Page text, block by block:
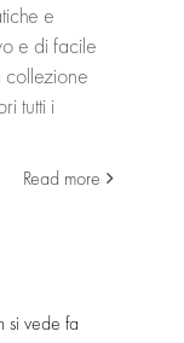
e
e di facile
tutti i
Read more
si vede fa